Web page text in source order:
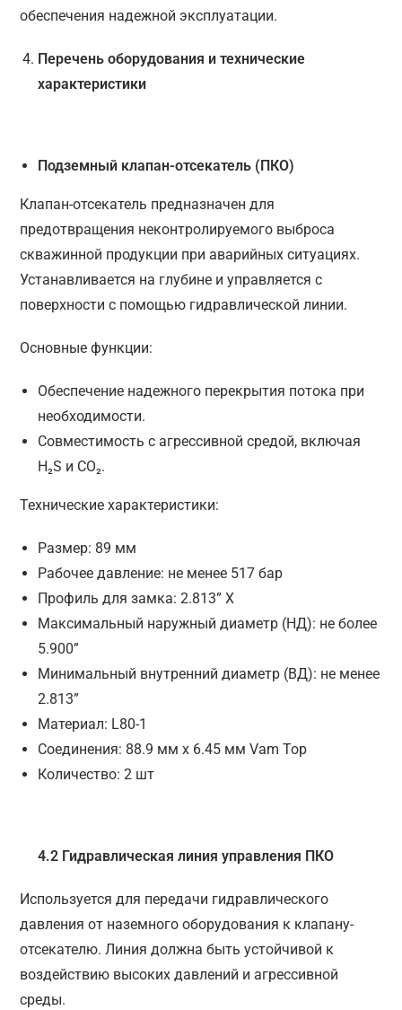
обеспечения надежной эксплуатации.
Перечень оборудования и технические
характеристики
Подземный клапан-отсекатель (ПКО)
Клапан-отсекатель предназначен для
предотвращения неконтролируемого выброса
скважинной продукции при аварийных ситуациях.
Устанавливается на глубине и управляется с
поверхности с помощью гидравлической линии.
Основные функции:
Обеспечение надежного перекрытия потока при
необходимости.
Совместимость с агрессивной средой, включая
H₂S и CO₂.
Технические характеристики:
Размер: 89 мм
Рабочее давление: не менее 517 бар
Профиль для замка: 2.813” X
Максимальный наружный диаметр (НД): не более
5.900”
Минимальный внутренний диаметр (ВД): не менее
2.813”
Материал: L80-1
Соединения: 88.9 мм x 6.45 мм Vam Top
Количество: 2 шт
4.2 Гидравлическая линия управления ПКО
Используется для передачи гидравлического
давления от наземного оборудования к клапану-
отсекателю. Линия должна быть устойчивой к
воздействию высоких давлений и агрессивной
среды.